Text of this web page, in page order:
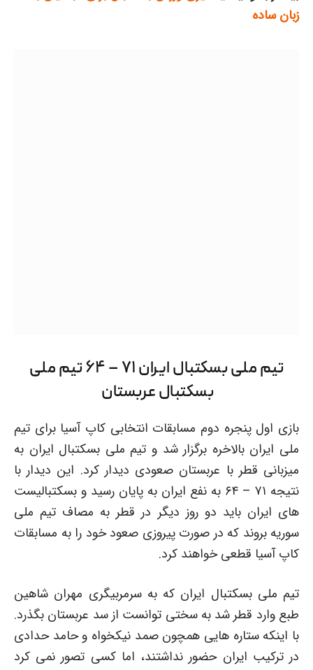
زبان ساده
تیم ملی بسکتبال ایران ۷۱ – ۶۴
تیم ملی
بسکتبالعربستان
بازی اول پنجره دوم مسابقات انتخابی کاپ آسیا برای تیم
ملی ایران بالاخره برگزار شد و تیم ملی بسکتبال ایران به
میزبانی قطر با عربستان صعودی دیدار کرد. این دیدار با
نتیجه ۷۱ – ۶۴ به نفع ایران به پایان رسید و بسکتبالیست
های ایران باید دو روز دیگر در قطر به مصاف تیم ملی
سوریه بروند که در صورت پیروزی صعود خود را به مسابقات
کاپ آسیا قطعی خواهند کرد.
تیم ملی بسکتبال ایران که به سرمربیگری مهران شاهین
طبع وارد قطر شد به سختی توانست از سد عربستان بگذرد.
با اینکه ستاره هایی همچون صمد نیکخواه و حامد حدادی
در ترکیب ایران حضور نداشتند، اما کسی تصور نمی کرد